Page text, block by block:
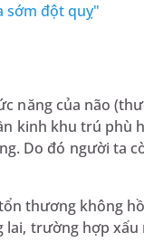
sớm đột quỵ"
năng của não
kinh khu trú phù
Do đó người ta
thương không
lai, trường hợp